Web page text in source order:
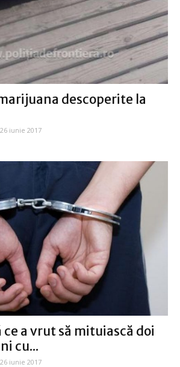
descoperite la
iunie 2017
a vrut să mituiască doi
cu...
iunie 2017